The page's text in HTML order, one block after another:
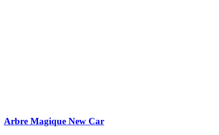
Arbre Magique New Car